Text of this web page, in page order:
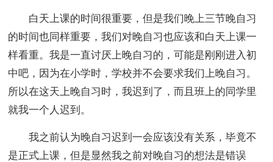
白天上课的时间很重要，但是我们晚上三节晚自习
的时间也同样重要，我们对晚自习也应该和白天上课一
样看重。我是一直讨厌上晚自习的，可能是刚刚进入初
中吧，因为在小学时，学校并不会要求我们上晚自习。
所以在这天上晚自习时，我迟到了，而且班上的同学里
就我一个人迟到。
我之前认为晚自习迟到一会应该没有关系，毕竟不
是正式上课，但是显然我之前对晚自习的想法是错误